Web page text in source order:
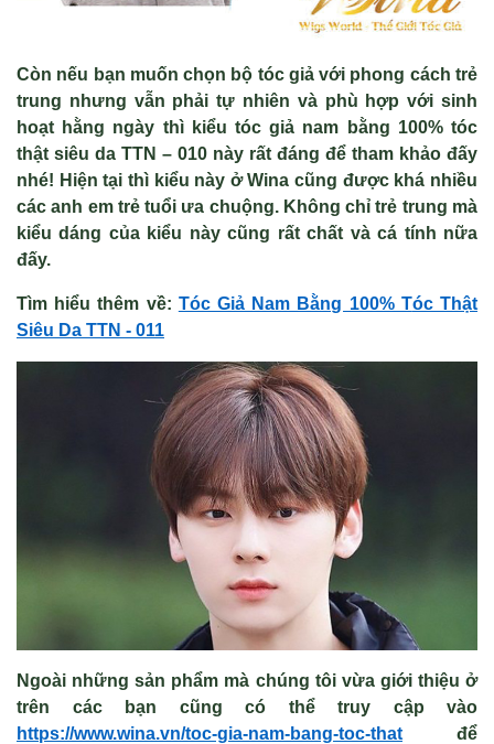
Còn nếu bạn muốn chọn bộ tóc giả với phong cách trẻ
trung nhưng vẫn phải tự nhiên và phù hợp với sinh
hoạt hằng ngày thì kiểu tóc giả nam bằng 100% tóc
thật siêu da TTN – 010 này rất đáng để tham khảo đấy
nhé! Hiện tại thì kiểu này ở Wina cũng được khá nhiều
các anh em trẻ tuổi ưa chuộng. Không chỉ trẻ trung mà
kiểu dáng của kiểu này cũng rất chất và cá tính nữa
đấy.
Tìm hiểu thêm về: Tóc Giả Nam Bằng 100% Tóc Thật
Siêu Da TTN - 011
Ngoài những sản phẩm mà chúng tôi vừa giới thiệu ở
trên các bạn cũng có thể truy cập vào
https://www.wina.vn/toc-gia-nam-bang-toc-that để